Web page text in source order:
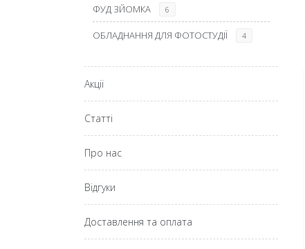
ФУД ЗЙОМКА 6
ОБЛАДНАННЯ ДЛЯ ФОТОСТУДІЇ 4
Акції
Статті
Про нас
Відгуки
Доставлення та оплата